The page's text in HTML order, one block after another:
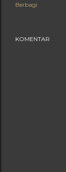
Berbagi
KOMENTAR